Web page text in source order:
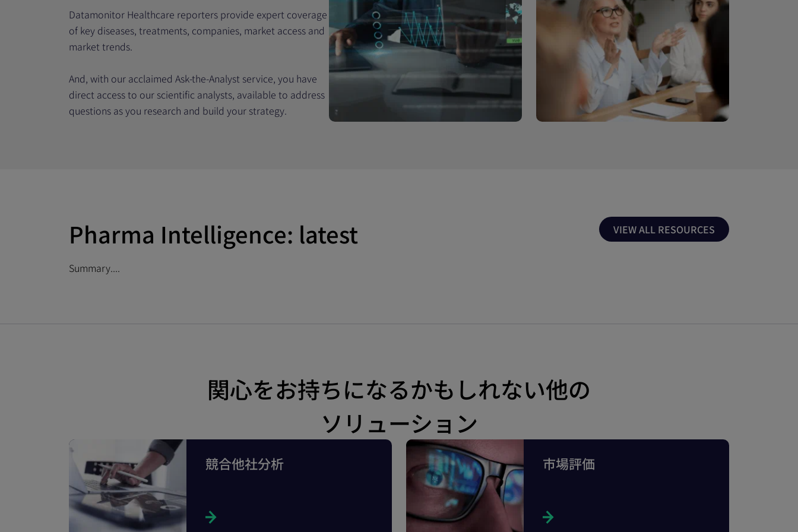
Datamonitor Healthcare reporters provide expert coverage
of key diseases, treatments, companies, market access and
market trends.
And, with our acclaimed Ask-the-Analyst service, you have
direct access to our scientific analysts, available to address
questions as you research and build your strategy.
Pharma Intelligence: latest
Summary....
関心をお持ちになるかもしれない他の
ソリューション
競合他社分析 市場評価